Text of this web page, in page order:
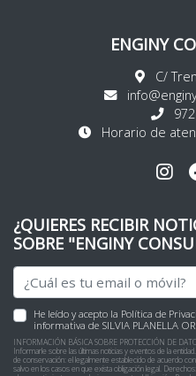
ENGINY
C/
Horario de
¿QUIERES RECIBIR
SOBRE "ENGINY
He leído y acepto la Política de
informativa de SILVIA PLANELLA
INFORMACIÓN BÁSICA SOBRE PROTECCIÓN DE
Informarle sobre las últimas noticias y eventos de la
de conservación: el legalmente establecido de acuerdo
salvo en los casos en que exista obligación legal.